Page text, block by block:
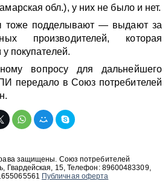
обл.), у них не было и нет.
тоже подделывают — выдают за
производителей, которая
покупателей.
вопросу для дальнейшего
передало в Союз потребителей
защищены. Союз потребителей
Гвардейская, 15, Телефон: 89600483309,
Публичная оферта